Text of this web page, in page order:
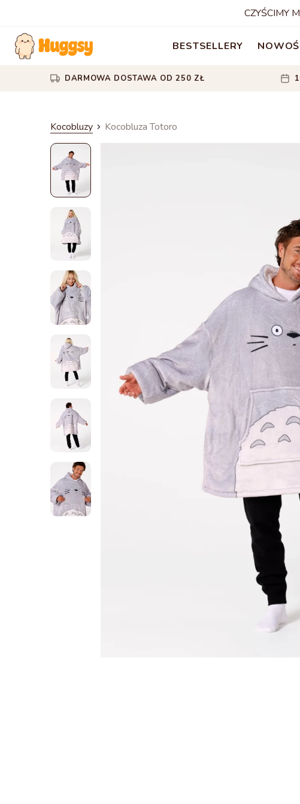
CZYŚCIMY
BESTSELLERY
DARMOWA DOSTAWA OD 250 ZŁ
Kocobluzy
Kocobluza Totoro
Kocobluza
Totoro
Kocobluza
Totoro
Kocobluza
Totoro
Kocobluza
Totoro
Kocobluza
Totoro
Kocobluza
Totoro